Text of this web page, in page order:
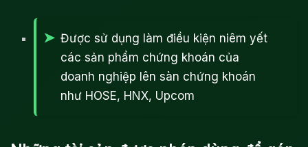
Được sử dụng làm điều kiện niêm yết
các sản phẩm chứng khoán của
doanh nghiệp lên sàn chứng khoán
như HOSE, HNX, Upcom